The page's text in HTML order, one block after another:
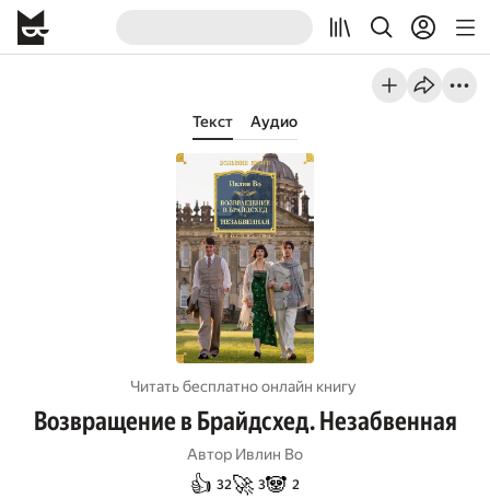
Текст Аудио
Читать бесплатно онлайн книгу
Возвращение в Брайдсхед. Незабвенная
Автор Ивлин Во
👍 32🚀 3🐼 2